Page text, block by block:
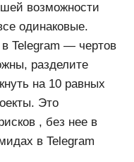
возможности
одинаковые.
Telegram — чертов
разделите
на 10 равных
Это
, без нее в
в Telegram